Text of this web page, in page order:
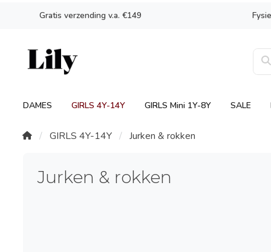
Gratis verzending v.a. €149
DAMES GIRLS 4Y-14Y GIRLS Mini 1Y-8Y SALE
GIRLS 4Y-14Y Jurken & rokken
Jurken & rokken